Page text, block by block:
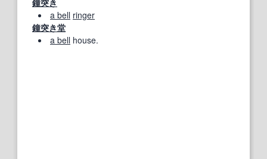
鐘突き
a bell ringer
鐘突き堂
a bell house.